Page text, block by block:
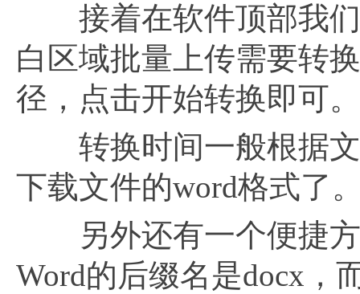
接着在软件顶部我们
白区域批量上传需要转
径，点击开始转换即可。
转换时间一般根据文
下载文件的word格式了
另外还有一个便捷方
Word的后缀名是docx，